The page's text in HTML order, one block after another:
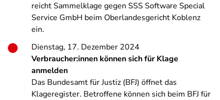
reicht Sammelklage gegen SSS Software Special
Service GmbH beim Oberlandesgericht Koblenz
ein.
Dienstag, 17. Dezember 2024
Verbraucher:innen können sich für Klage
anmelden
Das Bundesamt für Justiz (BFJ) öffnet das
Klageregister. Betroffene können sich beim BFJ für